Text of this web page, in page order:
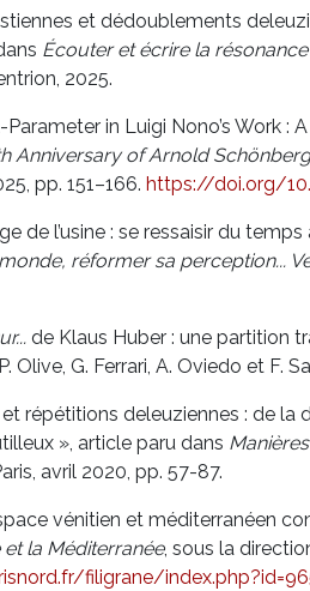
et dédoublements
Écouter et écrire la résonance
2025.
in Luigi Nono’s Work :
Anniversary of Arnold
pp. 151–166. https://doi.org/
de l’usine : se ressaisir du
réformer sa perception...
de Klaus Huber : une partition
Olive, G. Ferrari, A. Oviedo et F.
répétitions deleuziennes : de la
», article paru dans
avril 2020, pp. 57-87.
vénitien et méditerranéen
la Méditerranée, sous la
filigrane/